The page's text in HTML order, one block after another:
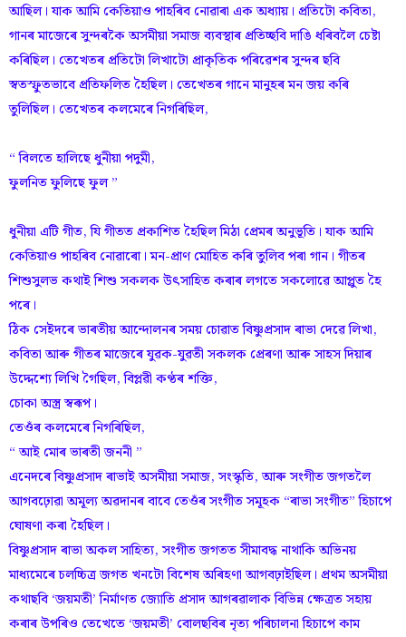
আছিল। যাক আমি কেতিয়াও পাহৰিব নোৱাৰা এক অধ্যায়। প্ৰতিটো কবিতা,
গানৰ মাজেৰে সুন্দৰকৈ অসমীয়া সমাজ ব্যবস্থাৰ প্ৰতিচ্ছবি দাঙি ধৰিবলৈ চেষ্টা
কৰিছিল। তেখেতৰ প্ৰতিটো লিখাটো প্ৰাকৃতিক পৰিৱেশৰ সুন্দৰ ছবি
স্বতস্ফুতভাবে প্ৰতিফলিত হৈছিল। তেখেতৰ গানে মানুহৰ মন জয় কৰি
তুলিছিল। তেখেতৰ কলমেৰে নিগৰিছিল,
“ বিলতে হালিছে ধুনীয়া পদুমী,
ফুলনিত ফুলিছে ফুল ”
ধুনীয়া এটি গীত, যি গীতত প্ৰকাশিত হৈছিল মিঠা প্ৰেমৰ অনুভূতি। যাক আমি
কেতিয়াও পাহৰিব নোৱাৰো। মন-প্ৰাণ মোহিত কৰি তুলিব পৰা গান। গীতৰ
শিশুসুলভ কথাই শিশু সকলক উৎসাহিত কৰাৰ লগতে সকলোৱে আপ্লুত হৈ
পৰে।
ঠিক সেইদৰে ভাৰতীয় আন্দোলনৰ সময় চোৱাত বিষ্ণুপ্ৰসাদ ৰাভা দেৱে লিখা,
কবিতা আৰু গীতৰ মাজেৰে যুৱক-যুৱতী সকলক প্ৰেৰণা আৰু সাহস দিয়াৰ
উদ্দেশ্যে লিখি গৈছিল, বিপ্লৱী কণ্ঠৰ শক্তি,
চোকা অস্ত্ৰ স্বৰূপ।
তেওঁৰ কলমেৰে নিগৰিছিল,
“ আই মোৰ ভাৰতী জননী ”
এনেদৰে বিষ্ণুপ্ৰসাদ ৰাভাই অসমীয়া সমাজ, সংস্কৃতি, আৰু সংগীত জগতলৈ
আগবঢ়োৱা অমূল্য অৱদানৰ বাবে তেওঁৰ সংগীত সমূহক “ৰাভা সংগীত” হিচাপে
ঘোষণা কৰা হৈছিল।
বিষ্ণুপ্ৰসাদ ৰাভা অকল সাহিত্য, সংগীত জগতত সীমাবদ্ধ নাথাকি অভিনয়
মাধ্যমেৰে চলচ্চিত্ৰ জগত খনটো বিশেষ অৰিহণা আগবঢ়াইছিল। প্ৰথম অসমীয়া
কথাছবি ‘জয়মতী’ নিৰ্মাণত জ্যোতি প্ৰসাদ আগৰৱালাক বিভিন্ন ক্ষেত্ৰত সহায়
কৰাৰ উপৰিও তেখেতে ‘জয়মতী’ বোলছবিৰ নৃত্য পৰিচালনা হিচাপে কাম